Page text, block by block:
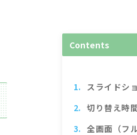
Contents
スライドシ
切り替え時
全画面（フ